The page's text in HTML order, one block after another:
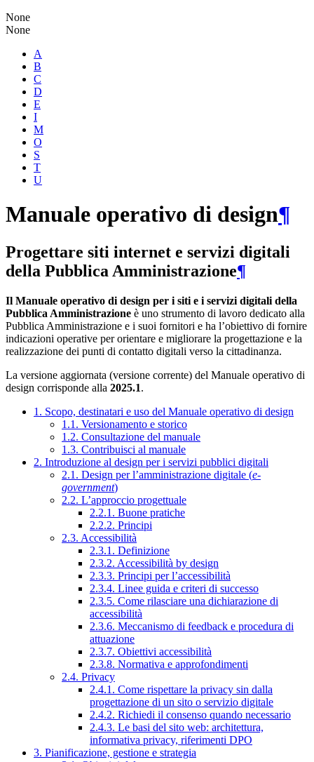
None
None
A
B
C
D
E
I
M
O
S
T
U
Manuale operativo di design¶
Progettare siti internet e servizi digitali
della Pubblica Amministrazione¶
Il Manuale operativo di design per i siti e i servizi digitali della
Pubblica Amministrazione è uno strumento di lavoro dedicato alla
Pubblica Amministrazione e i suoi fornitori e ha l’obiettivo di fornire
indicazioni operative per orientare e migliorare la progettazione e la
realizzazione dei punti di contatto digitali verso la cittadinanza.
La versione aggiornata (versione corrente) del Manuale operativo di
design corrisponde alla 2025.1.
1. Scopo, destinatari e uso del Manuale operativo di design
1.1. Versionamento e storico
1.2. Consultazione del manuale
1.3. Contribuisci al manuale
2. Introduzione al design per i servizi pubblici digitali
2.1. Design per l’amministrazione digitale (e-
government)
2.2. L’approccio progettuale
2.2.1. Buone pratiche
2.2.2. Principi
2.3. Accessibilità
2.3.1. Definizione
2.3.2. Accessibilità by design
2.3.3. Principi per l’accessibilità
2.3.4. Linee guida e criteri di successo
2.3.5. Come rilasciare una dichiarazione di
accessibilità
2.3.6. Meccanismo di feedback e procedura di
attuazione
2.3.7. Obiettivi accessibilità
2.3.8. Normativa e approfondimenti
2.4. Privacy
2.4.1. Come rispettare la privacy sin dalla
progettazione di un sito o servizio digitale
2.4.2. Richiedi il consenso quando necessario
2.4.3. Le basi del sito web: architettura,
informativa privacy, riferimenti DPO
3. Pianificazione, gestione e strategia